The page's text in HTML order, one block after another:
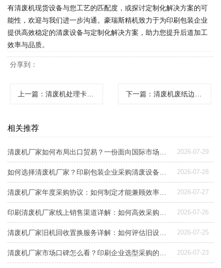
有清废机现货设备与您工艺的匹配度，或探讨定制化解决方案的可
能性，欢迎与我们进一步沟通。豪瑞斯精机致力于为印刷包装企业
提供高效稳定的清废设备与定制化解决方案，助力您提升后道加工
效率与品质。
分享到：
上一篇 ：清废机处理卡纸怎么办？专业解析设备选型、维护与高效清废方案 下一篇 ：清废机废纸边处理系统：提升模切效率与清洁度的关键方案
相关推荐
2026-07-29
2026-07-28
2026-07-27
2026-07-26
2026-07-25
2026-07-23